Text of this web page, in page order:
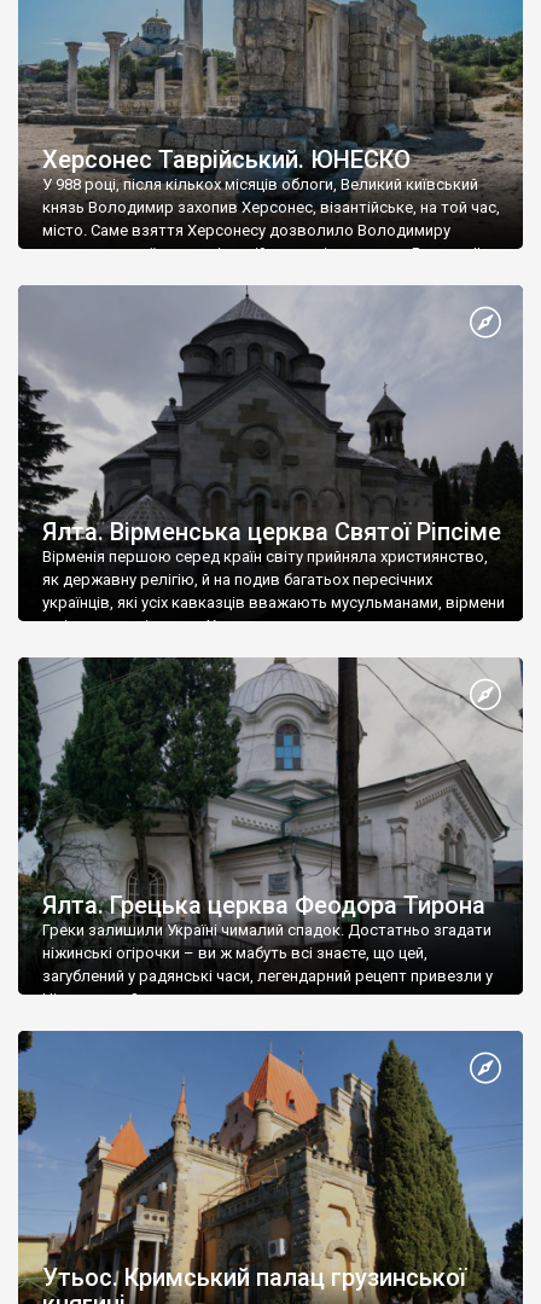
Херсонес Таврійський. ЮНЕСКО
У 988 році, після кількох місяців облоги, Великий київський
князь Володимир захопив Херсонес, візантійське, на той час,
місто. Саме взяття Херсонесу дозволило Володимиру
диктувати свої умови візантійському імператору Василю ІІ, та
Херсонесі Володимир-язичник, став Василем-християнином.
А потім було Хрещення Русі. На честь Херсонесу Таврійського
Ялта. Вірменська церква Святої Ріпсіме
Вірменія першою серед країн світу прийняла християнство,
як державну релігію, й на подив багатьох пересічних
українців, які усіх кавказців вважають мусульманами, вірмени
є відданими вірянами Христа
Ялта. Грецька церква Феодора Тирона
Греки залишили Україні чималий спадок. Достатньо згадати
ніжинські огірочки – ви ж мабуть всі знаєте, що цей,
загублений у радянські часи, легендарний рецепт привезли у
Ніжин греки?
Утьос. Кримський палац грузинської